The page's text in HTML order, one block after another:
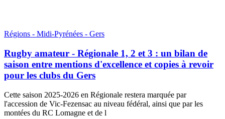
Régions - Midi-Pyrénées - Gers
Rugby amateur - Régionale 1, 2 et 3 : un bilan de
saison entre mentions d'excellence et copies à revoir
pour les clubs du Gers
Cette saison 2025-2026 en Régionale restera marquée par
l'accession de Vic-Fezensac au niveau fédéral, ainsi que par les
montées du RC Lomagne et de l